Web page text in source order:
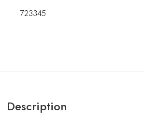
723345
Description